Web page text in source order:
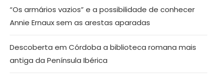
“Os armários vazios” e a possibilidade de conhecer
Annie Ernaux sem as arestas aparadas
Descoberta em Córdoba a biblioteca romana mais
antiga da Península Ibérica